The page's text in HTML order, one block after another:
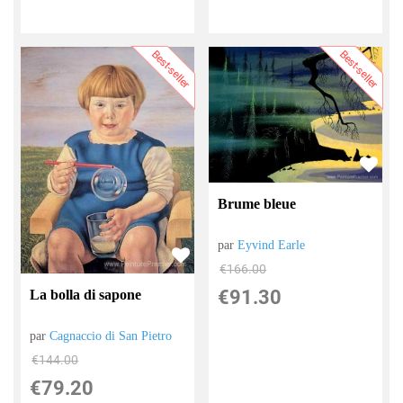
Best-seller
La bolla di sapone
parCagnaccio di San Pietro
€144.00
€79.20
Best-seller
Brume bleue
parEyvind Earle
€166.00
€91.30